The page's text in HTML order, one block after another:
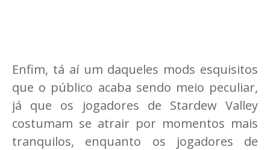
Enfim, tá aí um daqueles mods esquisitos
que o público acaba sendo meio peculiar,
já que os jogadores de Stardew Valley
costumam se atrair por momentos mais
tranquilos, enquanto os jogadores de